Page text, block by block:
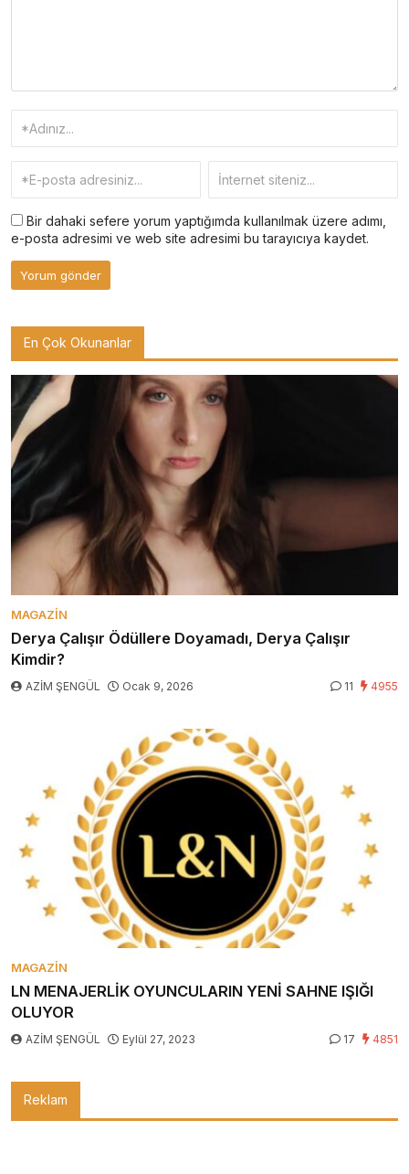
Bir dahaki sefere yorum yaptığımda kullanılmak üzere adımı,
e-posta adresimi ve web site adresimi bu tarayıcıya kaydet.
En Çok Okunanlar
MAGAZIN
Derya Çalışır Ödüllere Doyamadı, Derya Çalışır
Kimdir?
AZİM ŞENGÜL Ocak 9, 2026 11 4955
MAGAZIN
LN MENAJERLİK OYUNCULARIN YENİ SAHNE IŞIĞI
OLUYOR
AZİM ŞENGÜL Eylül 27, 2023 17 4851
Reklam